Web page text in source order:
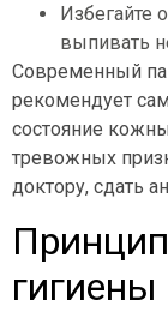
Избегайте
выпивать
Современный
рекомендует
состояние
тревожных
доктору, сдать
гигиены